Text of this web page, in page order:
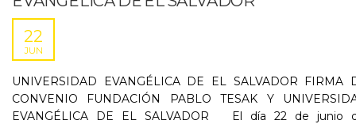
22
JUN
UNIVERSIDAD EVANGÉLICA DE EL SALVADOR FIRMA
CONVENIO FUNDACIÓN PABLO TESAK Y
EVANGÉLICA DE EL SALVADOR El día 22 de junio